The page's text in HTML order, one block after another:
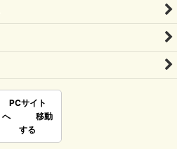
PCサイト
へ 移動
する